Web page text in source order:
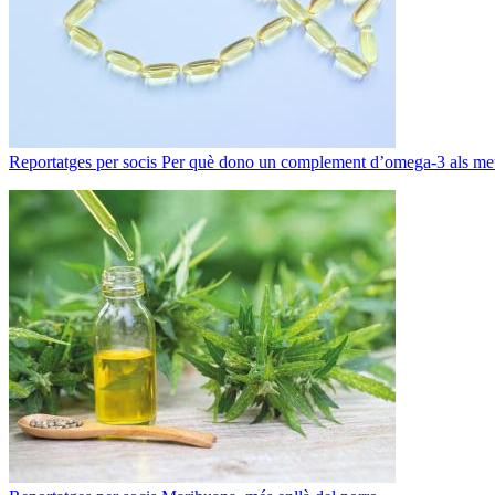
Reportatges per socis Per què dono un complement d’omega-3 als